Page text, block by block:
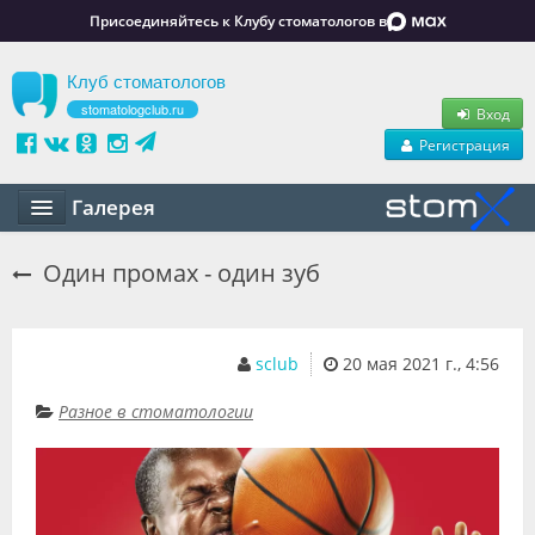
Присоединяйтесь к Клубу стоматологов в
Клуб стоматологов
stomatologclub.ru
Вход
Регистрация
Галерея
Вакансии
Резюме
Один промах - один зуб
20 мая 2021 г., 4:56
sclub
Разное в стоматологии